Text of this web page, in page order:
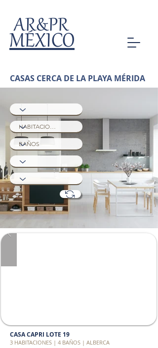
MÉXICO
AR&PR
CASAS CERCA DE LA PLAYA MÉRIDA
CASA CAPRI LOTE 19
3 HABITACIONES | 4 BAÑOS | ALBERCA